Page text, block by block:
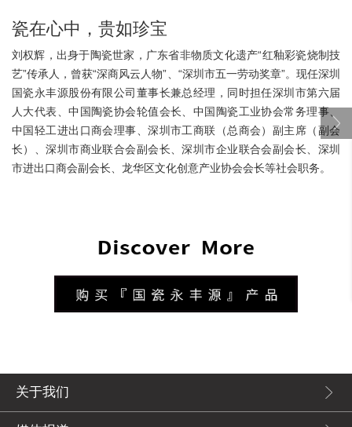
瓷在心中，贵如珍宝
刘权辉，出身于陶瓷世家，广东省非物质文化遗产“红釉彩瓷烧制技
艺”传承人，曾获“深商风云人物”、“深圳市五一劳动奖章”。现任深圳
国瓷永丰源股份有限公司董事长兼总经理，同时担任深圳市第六届
人大代表、中国陶瓷协会轮值会长、中国陶瓷工业协会常务理事、
中国轻工进出口商会理事、深圳市工商联（总商会）副主席（副会
长）、深圳市商业联合会副会长、深圳市企业联合会副会长、深圳
市进出口商会副会长、龙华区文化创意产业协会会长等社会职务。
关于我们